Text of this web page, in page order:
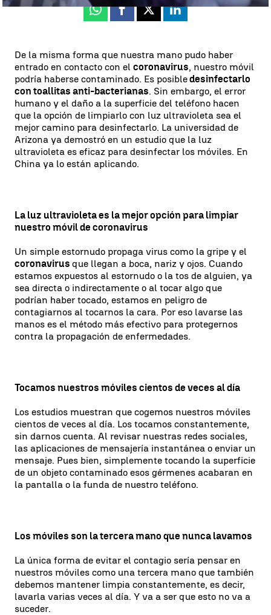
Whatsapp
Facebook
X Linkedin
De la misma forma que nuestra mano pudo haber
entrado en contacto con el coronavirus, nuestro móvil
podría haberse contaminado. Es posibledesinfectarlo
con toallitas anti-bacterianas. Sin embargo, el error
humano y el daño a la superficie del teléfono hacen
que la opción de limpiarlo con luz ultravioleta sea el
mejor camino para desinfectarlo. La universidad de
Arizona ya demostró en un estudio que la luz
ultravioleta es eficaz para desinfectar los móviles. En
China ya lo están aplicando.
La luz ultravioleta es la mejor opción para limpiar
nuestro móvil de coronavirus
Un simple estornudo propaga virus como la gripe y el
coronavirus que llegan a boca, nariz y ojos. Cuando
estamos expuestos al estornudo o la tos de alguien, ya
sea directa o indirectamente o al tocar algo que
podrían haber tocado, estamos en peligro de
contagiarnos al tocarnos la cara. Por eso lavarse las
manos es el método más efectivo para protegernos
contra la propagación de enfermedades.
Tocamos nuestros móviles cientos de veces al día
Los estudios muestran que cogemos nuestros móviles
cientos de veces al día. Los tocamos constantemente,
sin darnos cuenta. Al revisar nuestras redes sociales,
las aplicaciones de mensajería instantánea o enviar un
mensaje. Pues bien, simplemente tocando la superficie
de un objeto contaminado esos gérmenes acabaran en
la pantalla o la funda de nuestro teléfono.
Los móviles son la tercera mano que nunca lavamos
La única forma de evitar el contagio sería pensar en
nuestros móviles como una tercera mano que también
debemos mantener limpia constantemente, es decir,
lavarla varias veces al día. Y va a ser que esto no va a
suceder.